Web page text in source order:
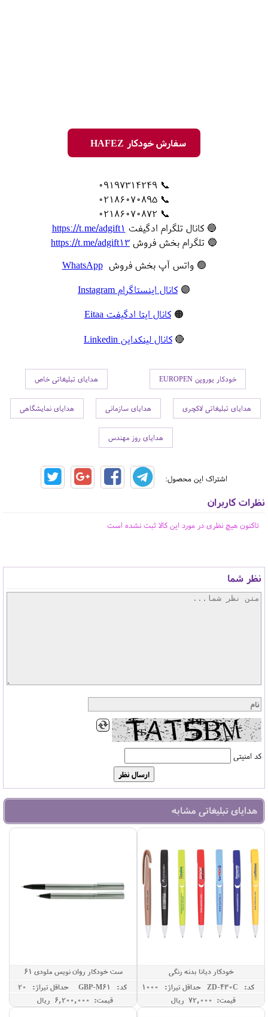
سفارش خودکار HAFEZ
📞 09197314249
📞 02186070895
📞 02186070872
🔵 کانال تلگرام ادگیفت https://t.me/adgift1
🔵 تلگرام بخش فروش https://t.me/adgift13
🟢 واتس آپ بخش فروشWhatsApp
🟣 کانال اینستاگرام Instagram
🟠 کانال ایتا ادگیفت Eitaa
🔴 کانال لینکداین Linkedin
خودکار یوروپن EUROPEN هدایای تبلیغاتی خاص
هدایای تبلیغاتی لاکچری هدایای سازمانی هدایای نمایشگاهی
هدایای روز مهندس
اشتراک این محصول:
نظرات کاربران
تاکنون هیچ نظری در مورد این کالا ثبت نشده است
نظر شما
کد امنیتی
هدایای تبلیغاتی مشابه
خودکار دیانا بدنه رنگی
کد: ZD-430C
حداقل تيراژ: 1000
قیمت: 72,000 ريال
ست خودکار روان نویس ملودی 61
کد: GBP-M61
حداقل تيراژ: 20
قیمت: 6,200,000 ريال